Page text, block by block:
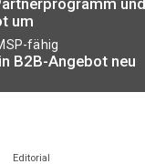
um
fähig
B2B-Angebot neu
Editorial